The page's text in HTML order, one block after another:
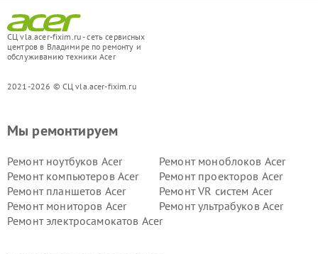
СЦ vla.acer-fixim.ru - сеть сервисных
центров в Владимире по ремонту и
обслуживанию техники Acer
2021-2026 © СЦ vla.acer-fixim.ru
Мы ремонтируем
Ремонт ноутбуков Acer
Ремонт моноблоков Acer
Ремонт компьютеров Acer
Ремонт проекторов Acer
Ремонт планшетов Acer
Ремонт VR систем Acer
Ремонт мониторов Acer
Ремонт ультрабуков Acer
Ремонт электросамокатов Acer